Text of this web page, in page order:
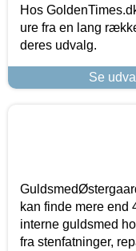
Hos
ure fra en lang
deres udvalg.
Se
kan finde mere end
interne guldsmed
fra stenfatninger,